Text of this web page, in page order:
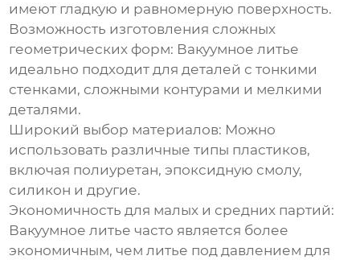
имеют гладкую и равномерную поверхность.
Возможность изготовления сложных
геометрических форм: Вакуумное литье
идеально подходит для деталей с тонкими
стенками, сложными контурами и мелкими
деталями.
Широкий выбор материалов: Можно
использовать различные типы пластиков,
включая полиуретан, эпоксидную смолу,
силикон и другие.
Экономичность для малых и средних партий:
Вакуумное литье часто является более
экономичным, чем литье под давлением для